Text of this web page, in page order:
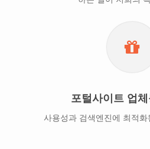
포털사이트 업
사용성과 검색엔진에 최적